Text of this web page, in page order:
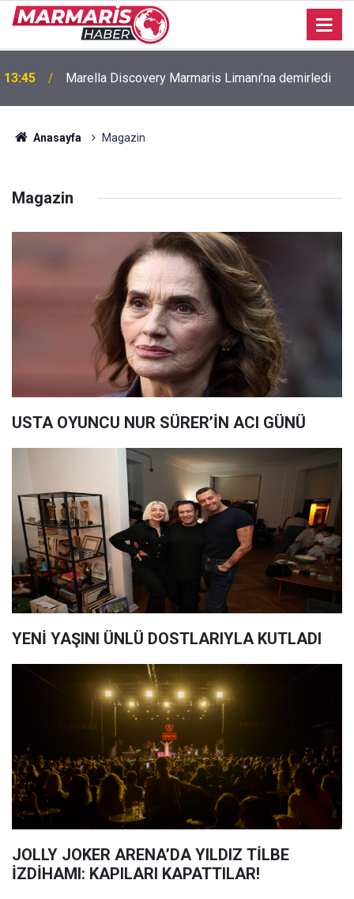
10:38
Anasayfa Magazin
Magazin
USTA OYUNCU NUR SÜRER’İN ACI GÜNÜ
YENİ YAŞINI ÜNLÜ DOSTLARIYLA KUTLADI
JOLLY JOKER ARENA’DA YILDIZ TİLBE
İZDİHAMI: KAPILARI KAPATTILAR!